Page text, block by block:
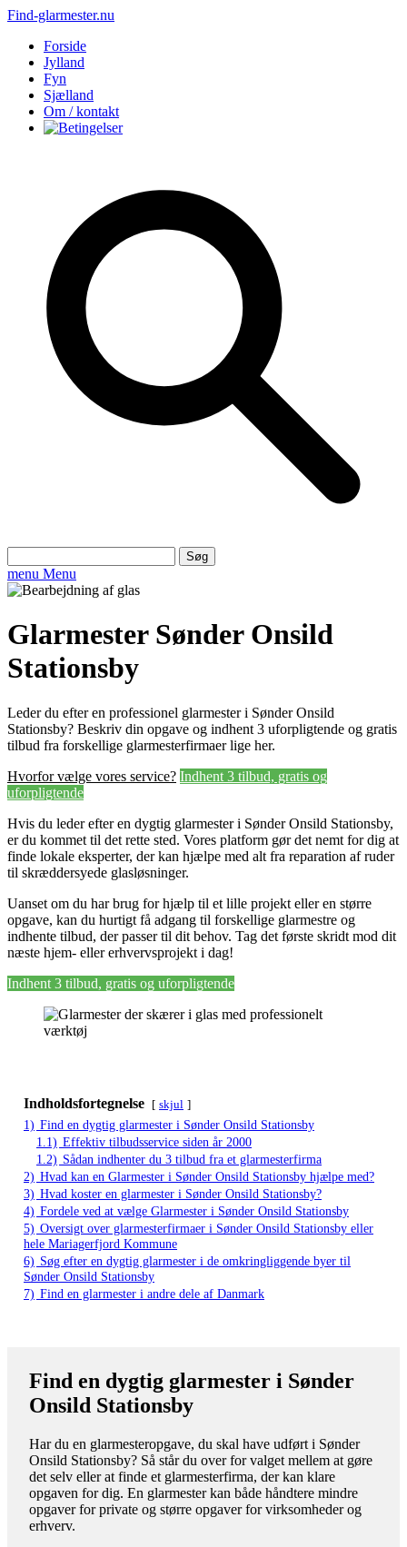
Find-glarmester.nu
Forside
Jylland
Fyn
Sjælland
Om / kontakt
efter:
menu Menu
Glarmester Sønder Onsild
Stationsby
Leder du efter en professionel glarmester i Sønder Onsild
Stationsby? Beskriv din opgave og indhent 3 uforpligtende og gratis
tilbud fra forskellige glarmesterfirmaer lige her.
Hvorfor vælge vores service? Indhent 3 tilbud, gratis og
uforpligtende
Hvis du leder efter en dygtig glarmester i Sønder Onsild Stationsby,
er du kommet til det rette sted. Vores platform gør det nemt for dig at
finde lokale eksperter, der kan hjælpe med alt fra reparation af ruder
til skræddersyede glasløsninger.
Uanset om du har brug for hjælp til et lille projekt eller en større
opgave, kan du hurtigt få adgang til forskellige glarmestre og
indhente tilbud, der passer til dit behov. Tag det første skridt mod dit
næste hjem- eller erhvervsprojekt i dag!
Indhent 3 tilbud, gratis og uforpligtende
Indholdsfortegnelse skjul
1) Find en dygtig glarmester i Sønder Onsild Stationsby
1.1) Effektiv tilbudsservice siden år 2000
1.2) Sådan indhenter du 3 tilbud fra et glarmesterfirma
2) Hvad kan en Glarmester i Sønder Onsild Stationsby hjælpe med?
3) Hvad koster en glarmester i Sønder Onsild Stationsby?
4) Fordele ved at vælge Glarmester i Sønder Onsild Stationsby
5) Oversigt over glarmesterfirmaer i Sønder Onsild Stationsby eller
hele Mariagerfjord Kommune
6) Søg efter en dygtig glarmester i de omkringliggende byer til
Sønder Onsild Stationsby
7) Find en glarmester i andre dele af Danmark
Find en dygtig glarmester i Sønder
Onsild Stationsby
Har du en glarmesteropgave, du skal have udført i Sønder
Onsild Stationsby? Så står du over for valget mellem at gøre
det selv eller at finde et glarmesterfirma, der kan klare
opgaven for dig. En glarmester kan både håndtere mindre
opgaver for private og større opgaver for virksomheder og
erhverv.